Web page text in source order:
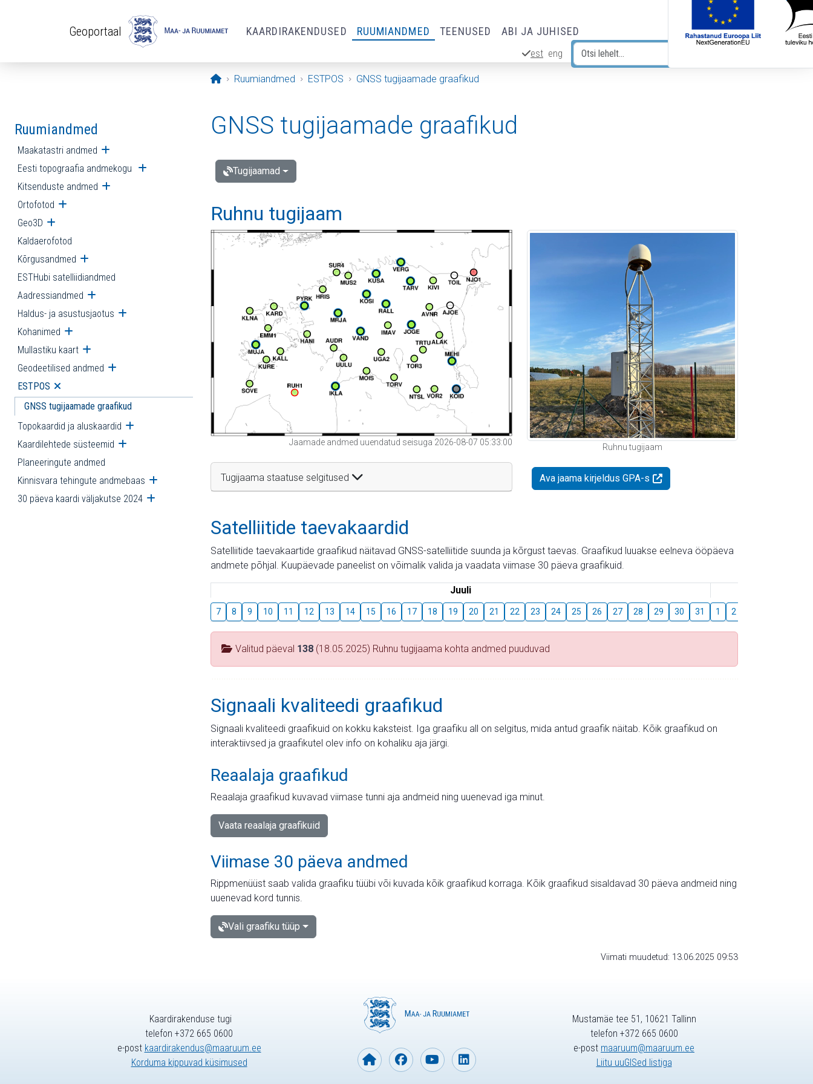
Geoportaal KAARDIRAKENDUSED RUUMIANDMED TEENUSED ABI JA JUHISED
est eng
Avaleht
Ruumiandmed ESTPOS GNSS tugijaamade graafikud
Ruumiandmed
Maakatastri andmed Ava alammenüü
Eesti topograafia andmekogu Ava alammenüü
Kitsenduste andmed Ava alammenüü
Ortofotod Ava alammenüü
Geo3D Ava alammenüü
Kaldaerofotod
Kõrgusandmed Ava alammenüü
ESTHubi satelliidiandmed
Aadressiandmed Ava alammenüü
Haldus- ja asustusjaotus Ava alammenüü
Kohanimed Ava alammenüü
Mullastiku kaart Ava alammenüü
Geodeetilised andmed Ava alammenüü
ESTPOS Ava alammenüü
GNSS tugijaamade graafikud
Topokaardid ja aluskaardid Ava alammenüü
Kaardilehtede süsteemid Ava alammenüü
Planeeringute andmed
Kinnisvara tehingute andmebaas Ava alammenüü
30 päeva kaardi väljakutse 2024 Ava alammenüü
GNSS tugijaamade graafikud
Tugijaamad
Ruhnu tugijaam
Jaamade andmed uuendatud seisuga 2026-08-07 05:33:00
Tugijaama staatuse selgitused
Ruhnu tugijaam
Ava jaama kirjeldus GPA-s
Satelliitide taevakaardid
Satelliitide taevakaartide graafikud näitavad GNSS-satelliitide suunda ja kõrgust taevas. Graafikud luuakse eelneva ööpäeva
andmete põhjal. Kuupäevade paneelist on võimalik valida ja vaadata viimase 30 päeva graafikuid.
Juuli
7 8 9 10 11 12 13 14 15 16 17 18 19 20 21 22 23 24 25 26 27 28 29 30 31 1 2
Valitud päeval 138 (18.05.2025) Ruhnu tugijaama kohta andmed puuduvad
Signaali kvaliteedi graafikud
Signaali kvaliteedi graafikuid on kokku kaksteist. Iga graafiku all on selgitus, mida antud graafik näitab. Kõik graafikud on
interaktiivsed ja graafikutel olev info on kohaliku aja järgi.
Reaalaja graafikud
Reaalaja graafikud kuvavad viimase tunni aja andmeid ning uuenevad iga minut.
Vaata reaalaja graafikuid
Viimase 30 päeva andmed
Rippmenüüst saab valida graafiku tüübi või kuvada kõik graafikud korraga. Kõik graafikud sisaldavad 30 päeva andmeid ning
uuenevad kord tunnis.
Vali graafiku tüüp
Viimati muudetud: 13.06.2025 09:53
Kaardirakenduse tugi
telefon +372 665 0600
e-post kaardirakendus@maaruum.ee
Korduma kippuvad küsimused
Mustamäe tee 51, 10621 Tallinn
telefon +372 665 0600
e-post maaruum@maaruum.ee
Liitu uuGISed listiga